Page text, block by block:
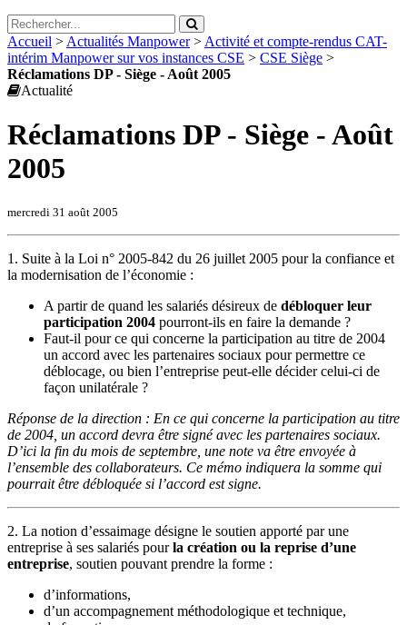
Accueil > Actualités Manpower> Activité et compte-rendus CAT-
intérim Manpower sur vos instances CSE > CSE Siège >
Réclamations DP - Siège - Août 2005
Actualité
Réclamations DP - Siège - Août
2005
mercredi 31 août 2005
1. Suite à la Loi n° 2005-842 du 26 juillet 2005 pour la confiance et
la modernisation de l’économie :
A partir de quand les salariés désireux de débloquer leur
participation 2004 pourront-ils en faire la demande ?
Faut-il pour ce qui concerne la participation au titre de 2004
un accord avec les partenaires sociaux pour permettre ce
déblocage, ou bien l’entreprise peut-elle décider celui-ci de
façon unilatérale ?
Réponse de la direction : En ce qui concerne la participation au titre
de 2004, un accord devra être signé avec les partenaires sociaux.
D’ici la fin du mois de septembre, une note va être envoyée à
l’ensemble des collaborateurs. Ce mémo indiquera la somme qui
pourrait être débloquée si l’accord est signe.
2. La notion d’essaimage désigne le soutien apporté par une
entreprise à ses salariés pourla création ou la reprise d’une
entreprise, soutien pouvant prendre la forme :
d’informations,
d’un accompagnement méthodologique et technique,